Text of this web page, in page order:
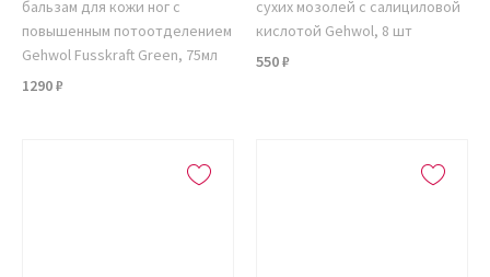
бальзам для кожи ног с
повышенным потоотделением
Gehwol Fusskraft Green, 75мл
1290 ₽
сухих мозолей с салициловой
кислотой Gehwol, 8 шт
550 ₽